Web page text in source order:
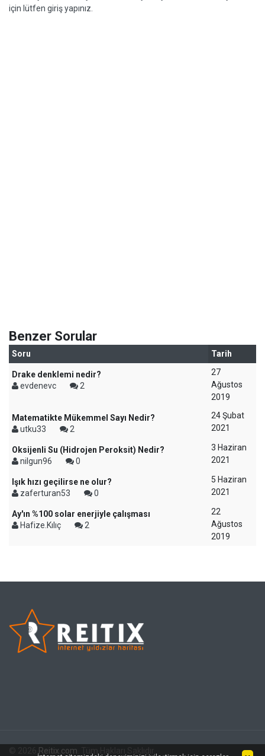
için lütfen giriş yapınız.
Benzer Sorular
Soru Tarih
Drake denklemi nedir?
evdenevc
2
27
Ağustos
2019
Matematikte Mükemmel Sayı Nedir?
utku33
2
24 Şubat
2021
Oksijenli Su (Hidrojen Peroksit) Nedir?
nilgun96
0
3 Haziran
2021
Işık hızı geçilirse ne olur?
zaferturan53
0
5 Haziran
2021
Ay'ın %100 solar enerjiyle çalışması
Hafize.Kılıç
2
22
Ağustos
2019
Reitix.com